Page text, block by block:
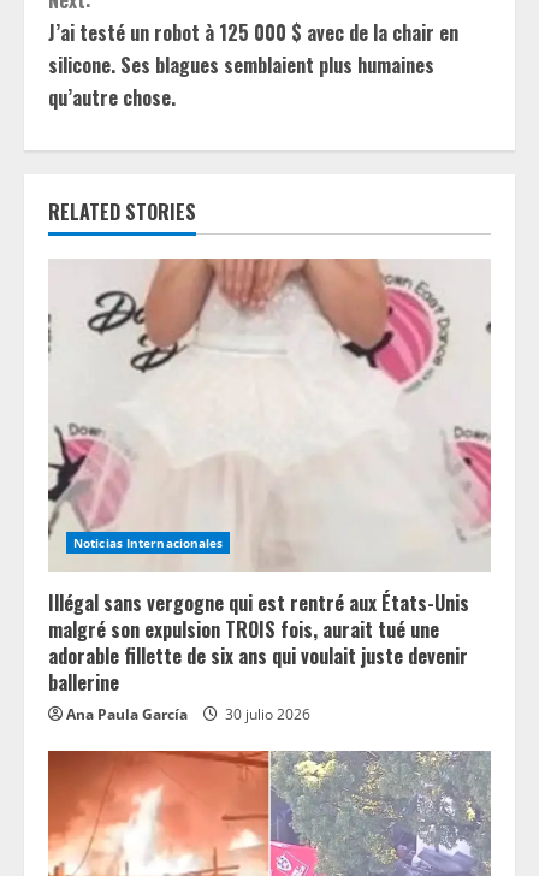
t
i
n
u
e
R
e
a
d
i
n
g
J’ai testé un robot à 125 000 $ avec de la chair en
silicone. Ses blagues semblaient plus humaines
qu’autre chose.
RELATED STORIES
Noticias Internacionales
Illégal sans vergogne qui est rentré aux États-Unis
malgré son expulsion TROIS fois, aurait tué une
adorable fillette de six ans qui voulait juste devenir
ballerine
Ana Paula García 30 julio 2026